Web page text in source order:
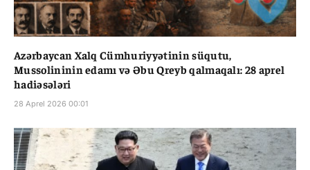
Azərbaycan Xalq Cümhuriyyətinin süqutu,
Mussolininin edamı və Əbu Qreyb qalmaqalı: 28 aprel
hadiəsələri
28 Aprel 2026 00:01